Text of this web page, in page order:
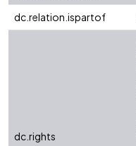
dc.relation.ispartof
dc.rights